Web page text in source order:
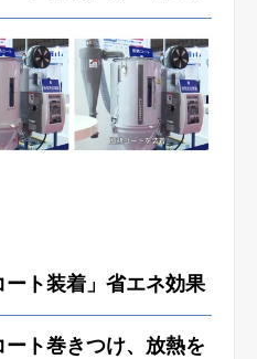
ト装着」省エネ効果
ト巻きつけ、放熱を